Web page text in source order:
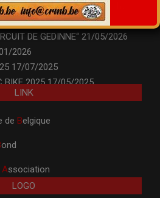
bij de Belgian Classic Trophy !
DE GEDINNE“ 21/05/2026
2026
17/07/2025
BIKE 2025 17/05/2025
LINK
de Belgique
ond
Association
LOGO